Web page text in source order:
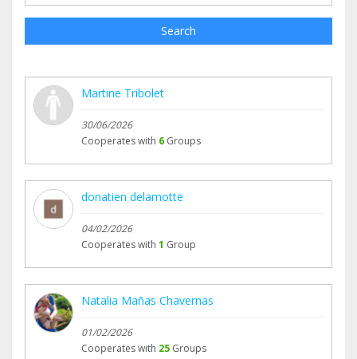
Search
Martine Tribolet
30/06/2026
Cooperates with 6 Groups
donatien delamotte
04/02/2026
Cooperates with 1 Group
Natalia Mañas Chavernas
01/02/2026
Cooperates with 25 Groups